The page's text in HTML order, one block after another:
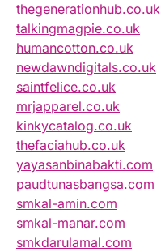
thegenerationhub.co.uk
talkingmagpie.co.uk
humancotton.co.uk
newdawndigitals.co.uk
saintfelice.co.uk
mrjapparel.co.uk
kinkycatalog.co.uk
thefaciahub.co.uk
yayasanbinabakti.com
paudtunasbangsa.com
smkal-amin.com
smkal-manar.com
smkdarulamal.com